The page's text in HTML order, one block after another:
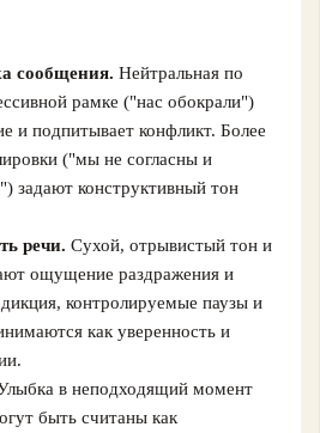
сообщения. Нейтральная по
рамке ("нас обокрали")
и подпитывает конфликт. Более
("мы не согласны и
задают конструктивный тон
речи. Сухой, отрывистый тон и
ощущение раздражения и
контролируемые паузы и
как уверенность и
в неподходящий момент
быть считаны как